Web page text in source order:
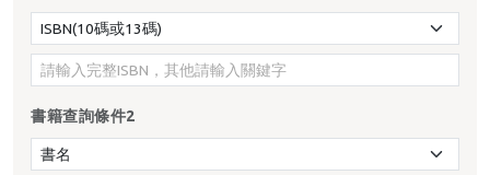
書籍查詢條件2